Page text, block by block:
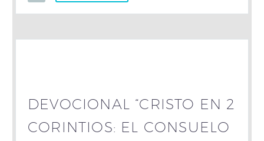
DEVOCIONAL “CRISTO EN 2
CORINTIOS: EL CONSUELO